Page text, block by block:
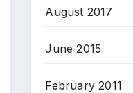
August 2017
June 2015
February 2011